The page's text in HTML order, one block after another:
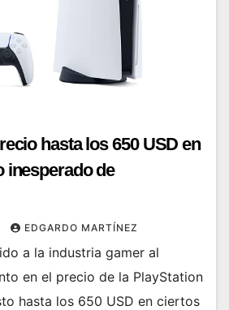
hasta los 650 USD en
inesperado de
EDGARDO MARTÍNEZ
a la industria gamer al
en el precio de la PlayStation
hasta los 650 USD en ciertos